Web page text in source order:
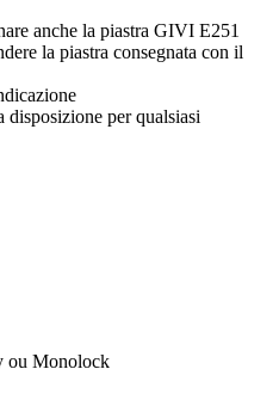
anche la piastra GIVI E251
la piastra consegnata con il
per qualsiasi
ou Monolock